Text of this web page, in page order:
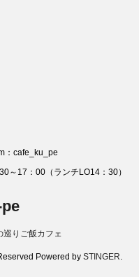
17：00（ランチLO14：30）
りご飯カフェ
Powered by STINGER.